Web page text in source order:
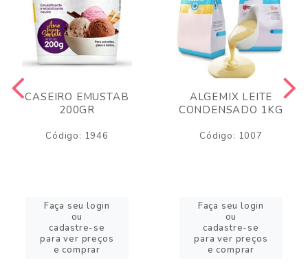
CASEIRO EMUSTAB
200GR
Código: 1946
Faça seu login
ou
cadastre-se
para ver preços
e comprar
ALGEMIX LEITE
CONDENSADO 1KG
Código: 1007
Faça seu login
ou
cadastre-se
para ver preços
e comprar